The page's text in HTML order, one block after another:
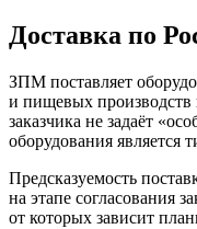
Доставка по
ЗПМ поставляет
и пищевых производств
заказчика не задаёт
оборудования является
Предсказуемость
на этапе согласования
от которых зависит